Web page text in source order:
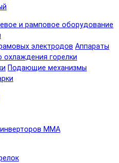
и рамповое оборудование
электродов Аппараты
охлаждения горелки
Подающие механизмы
MMA